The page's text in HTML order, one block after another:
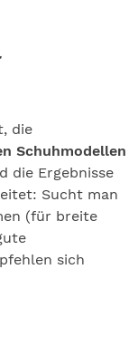
die
Schuhmodellen
die Ergebnisse
Sucht man
(für breite
sich